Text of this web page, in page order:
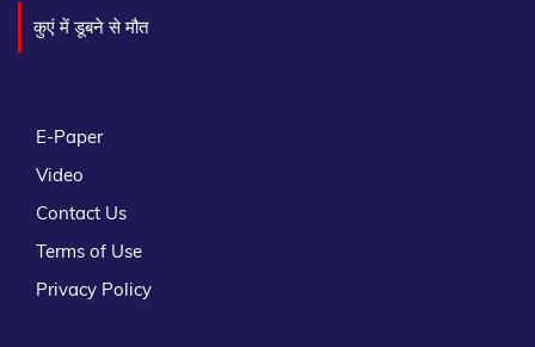
कुएं में डूबने से मौत
E-Paper
Video
Contact Us
Terms of Use
Privacy Policy